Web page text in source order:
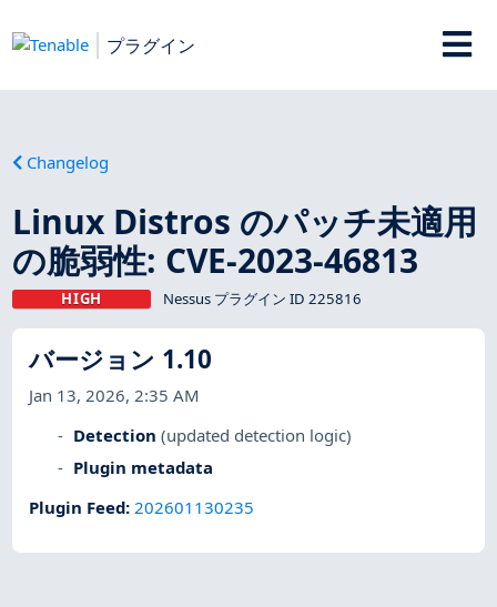
プラグイン
Changelog
Linux Distros のパッチ未適用
の脆弱性: CVE-2023-46813
HIGH Nessus プラグイン ID 225816
バージョン 1.10
Jan 13, 2026, 2:35 AM
Detection (updated detection logic)
Plugin metadata
Plugin Feed:202601130235